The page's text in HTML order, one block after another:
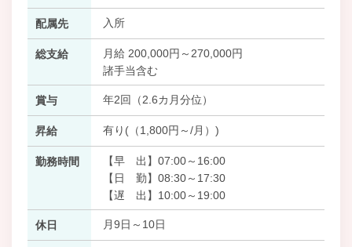
配属先 入所
総支給
月給 200,000円～270,000円
諸手当含む
賞与 年2回（2.6カ月分位）
昇給 有り(（1,800円～/月）)
勤務時間
【早 出】07:00～16:00
【日 勤】08:30～17:30
【遅 出】10:00～19:00
休日 月9日～10日